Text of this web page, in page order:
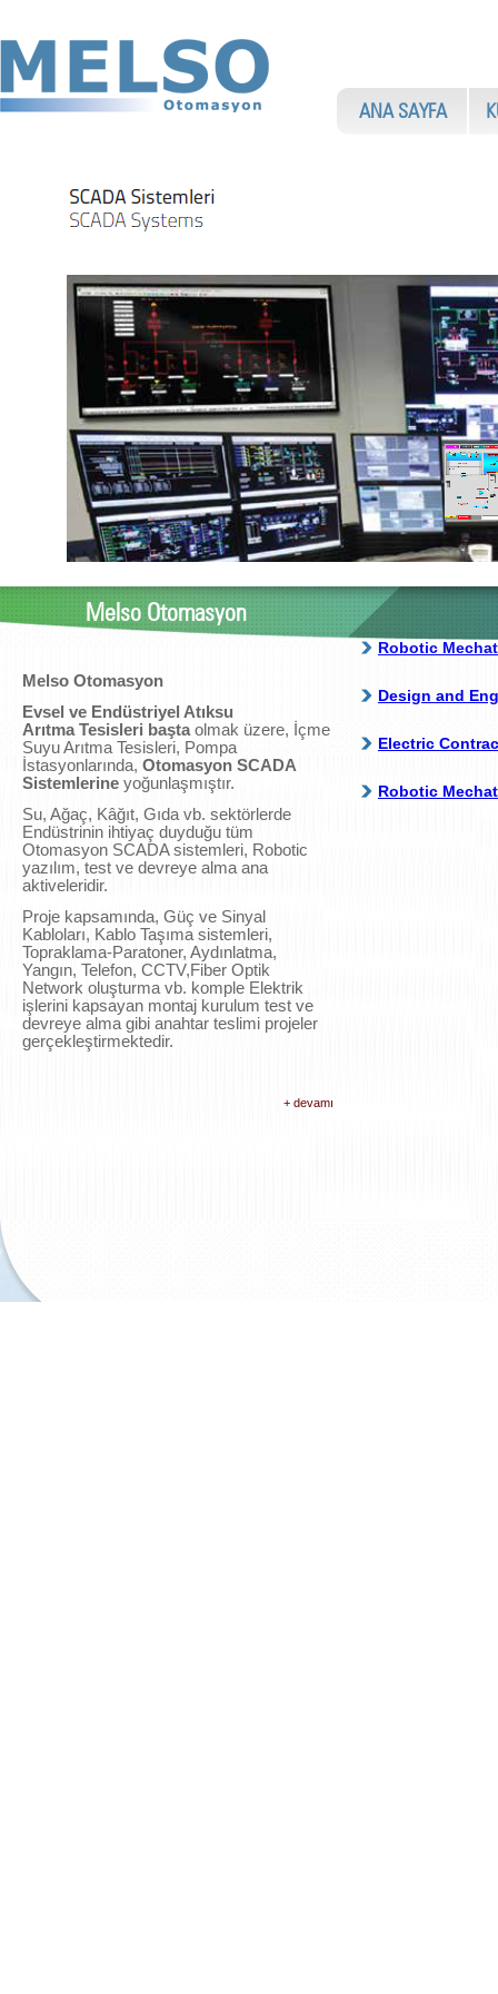
ANA SAYFA
Melso Otomasyon
Melso Otomasyon
Evsel ve Endüstriyel Atıksu
Arıtma Tesisleri başta olmak üzere, İçme
Suyu Arıtma Tesisleri, Pompa
İstasyonlarında, Otomasyon SCADA
Sistemlerine yoğunlaşmıştır.
Su, Ağaç, Kâğıt, Gıda vb. sektörlerde
Endüstrinin ihtiyaç duyduğu tüm
Otomasyon SCADA sistemleri, Robotic
yazılım, test ve devreye alma ana
aktiveleridir.
Proje kapsamında, Güç ve Sinyal
Kabloları, Kablo Taşıma sistemleri,
Topraklama-Paratoner, Aydınlatma,
Yangın, Telefon, CCTV,Fiber Optik
Network oluşturma vb. komple Elektrik
işlerini kapsayan montaj kurulum test ve
devreye alma gibi anahtar teslimi projeler
gerçekleştirmektedir.
+ devamı